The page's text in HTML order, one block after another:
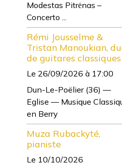
Modestas Pitrėnas –
Concerto ...
Rémi Jousselme &
Tristan Manoukian,
de guitares classiques
Le 26/09/2026 à 17:00
Dun-Le-Poëlier (36) —
Eglise — Musique
en Berry
Muza Rubackyté,
pianiste
Le 10/10/2026